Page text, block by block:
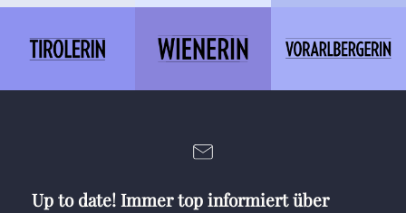
Up to date! Immer top informiert über